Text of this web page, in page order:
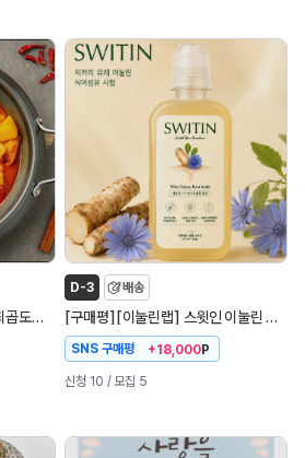
도리탕
D-3 배송
[구매평] [이눌린랩] 스윗인 이눌린 식이섬유 시럽
SNS 구매평 +18,000P
신청 10 / 모집 5